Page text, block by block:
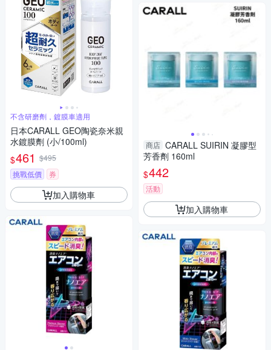
不含研磨劑，鍍膜車適用
日本CARALL GEO陶瓷奈米親
水鍍膜劑 (小/100ml)
$461 $495
挑戰低價
券
加入購物車
商店 CARALL SUIRIN 凝膠型
芳香劑 160ml
$442
活動
加入購物車